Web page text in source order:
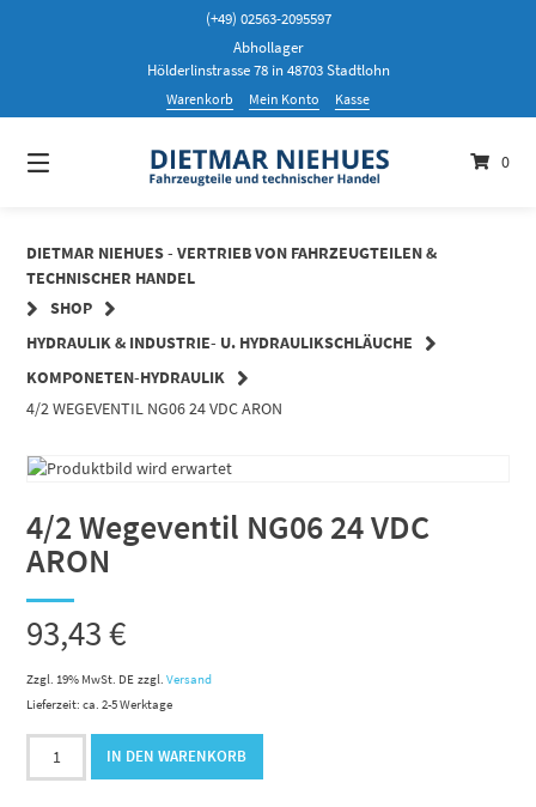
(+49) 02563-2095597
Abhollager
Hölderlinstrasse 78 in 48703 Stadtlohn
Warenkorb Mein Konto Kasse
0
DIETMAR NIEHUES - VERTRIEB VON FAHRZEUGTEILEN &
TECHNISCHER HANDEL
SHOP
HYDRAULIK & INDUSTRIE- U. HYDRAULIKSCHLÄUCHE
KOMPONETEN-HYDRAULIK
4/2 WEGEVENTIL NG06 24 VDC ARON
4/2 Wegeventil NG06 24 VDC
ARON
93,43€
Zzgl. 19% MwSt. DE zzgl.Versand
Lieferzeit: ca. 2-5 Werktage
4/2
Wegeventil
IN DEN WARENKORB